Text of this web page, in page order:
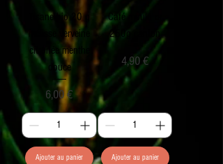
Tisane bio 20 g
mélisse verveine
citronée menthe
douce
Prix
6,00 €
Ajouter au panier
Café moulu or
250g canton
Prix
4,90 €
Ajouter au panier